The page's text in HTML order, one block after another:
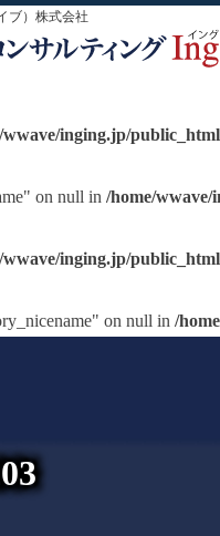
ブ）株式会社
wwave/inging.jp/
on null in /home/
wwave/inging.jp/
on null in /